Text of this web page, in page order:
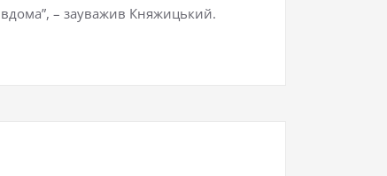
– зауважив Княжицький.